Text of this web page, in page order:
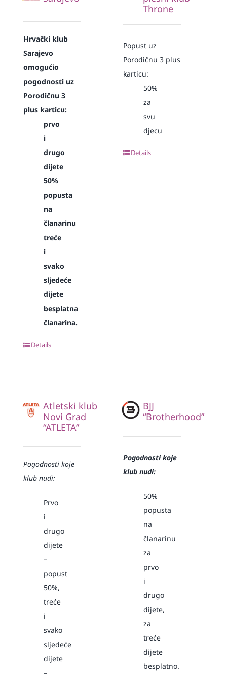
Hrvački klub
Sarajevo
omogućio
pogodnosti uz
Porodičnu 3
plus karticu:
prvo
i
drugo
dijete
50%
popusta
na
članarinu
treće
i
svako
sljedeće
dijete
besplatna
članarina.
Details
Throne
Popust uz
Porodičnu 3 plus
karticu:
50%
za
svu
djecu
Details
Atletski klub
Novi Grad
“ATLETA”
Pogodnosti koje
klub nudi:
Prvo
i
drugo
dijete
–
popust
50%,
treće
i
svako
sljedeće
dijete
–
BJJ
“Brotherhood”
Pogodnosti koje
klub nudi:
50%
popusta
na
članarinu
za
prvo
i
drugo
dijete,
za
treće
dijete
besplatno.